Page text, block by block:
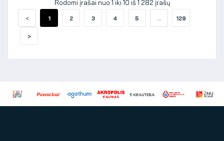
Rodomi įrašai nuo 1 iki 10 iš 1 282 įrašų
< 1 2 3 4 5 … 129
>